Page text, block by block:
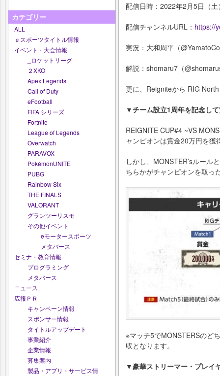
カテゴリー
ALL
ｅスポーツタイトル情報
イベント・大会情報
_ロケットリーグ
２XKO
Apex Legends
Call of Duty
eFootball
FIFA シリーズ
Fortnite
League of Legends
Overwatch
PARAVOX
PokémonUNITE
PUBG
Rainbow Six
THE FINALS
VALORANT
グランツーリスモ
その他イベント
eモータースポーツ
メタバース
セミナ・教育情報
プログラミング
メタバース
ニュース
広報ＰＲ
キャンペーン情報
スポンサー情報
タイトルアップデート
事業紹介
企業情報
募集案内
製品・アプリ・サービス情
配信日時：2022年2月5日（
配信チャンネルURL： https://
実況：大和周平（
解説：shomaru7（
更に、Reigniteから RIG
▼チーム設立1周年を記念し
REIGNITE CUP#4 ~VS
ャンピオンは賞金20万円を獲
しかし、MONSTER’sルール
ちらかがチャンピオンを取っ
※マッチ5でMONSTERSのど
収となります。
▼豪華ストリーマー・プレイ